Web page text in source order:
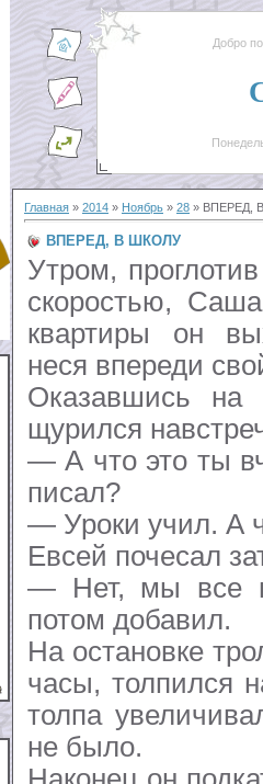
Добро
Главная » 2014 » Ноябрь » 28 » ВПЕРЕД,
ВПЕРЕД, В ШКОЛУ
Утром,
скоростью,
квартиры он
неся впереди
Оказавшись на
щурился
— А что это ты
писал?
— Уроки учил. А
Евсей почесал
— Нет, мы все
потом добавил.
На остановке
часы, толпился
толпа
не было.